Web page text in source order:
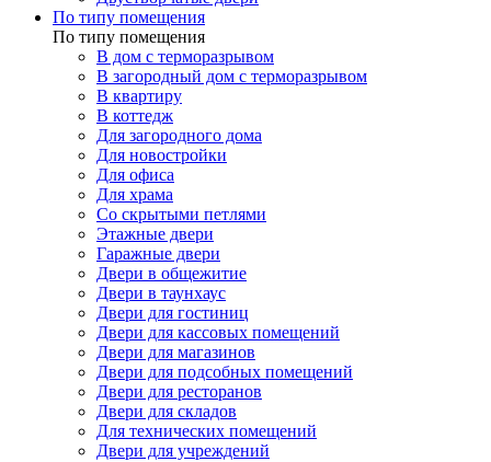
По типу помещения
По типу помещения
В дом с терморазрывом
В загородный дом с терморазрывом
В квартиру
В коттедж
Для загородного дома
Для новостройки
Для офиса
Для храма
Со скрытыми петлями
Этажные двери
Гаражные двери
Двери в общежитие
Двери в таунхаус
Двери для гостиниц
Двери для кассовых помещений
Двери для магазинов
Двери для подсобных помещений
Двери для ресторанов
Двери для складов
Для технических помещений
Двери для учреждений